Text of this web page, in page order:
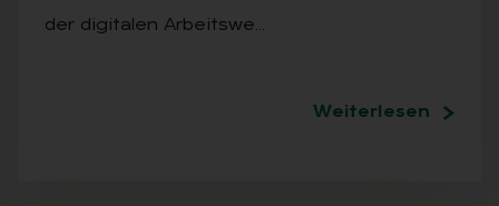
der digitalen Arbeitswe…
Weiterlesen